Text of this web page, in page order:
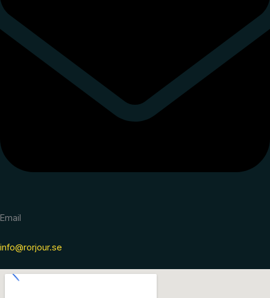
Email
info@rorjour.se